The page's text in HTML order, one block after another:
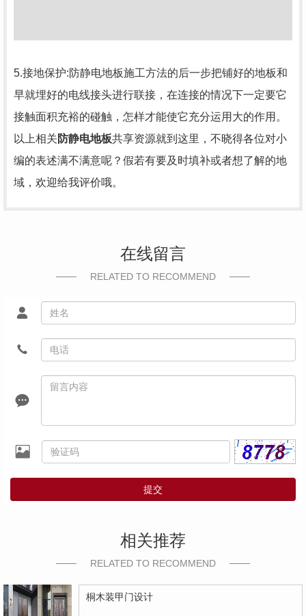
5.接地保护:防静电地板施工方法的后一步把铺好的地板和
早就埋好的电线接头进行联接，在连接的情况下一定要它
接触面积充裕的碰触，怎样才能使它充分运用大的作用。
以上相关 防静电地板共享资源就到这里，不晓得各位对小
编的表述满不满意呢？假若有要及时填补或者想了解的地
域，欢迎给我评价哦。
在线留言
RELATED TO RECOMMEND
提交
相关推荐
RELATED TO RECOMMEND
桐木装甲门设计